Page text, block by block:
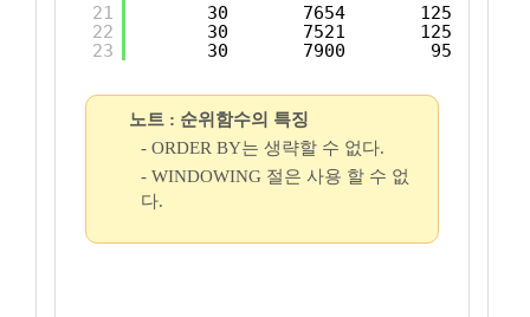
21
22
23
30       7654       1250
30       7521       1250
30       7900        950
노트 : 순위함수의 특징
- ORDER BY는 생략할 수 없다.
- WINDOWING 절은 사용 할 수 없
다.